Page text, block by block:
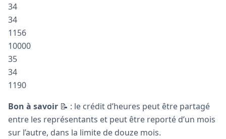
34
34
1156
10000
35
34
1190
Bon à savoir 📝 : le crédit d’heures peut être partagé
entre les représentants et peut être reporté d’un mois
sur l’autre, dans la limite de douze mois.